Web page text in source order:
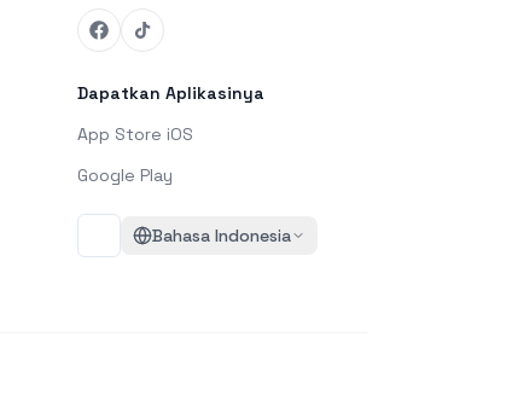
Dapatkan Aplikasinya
App Store iOS
Google Play
Bahasa Indonesia